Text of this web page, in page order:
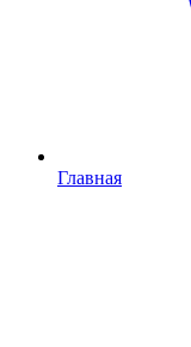
Главная